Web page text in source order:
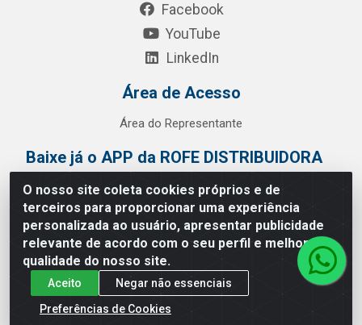
O nosso site coleta cookies próprios e de
terceiros para proporcionar uma experiência
personalizada ao usuário, apresentar publicidade
relevante de acordo com o seu perfil e melhorar a
qualidade do nosso site.
Aceito
Negar não essenciais
Preferências de Cookies
Facebook
YouTube
LinkedIn
Área de Acesso
Área do Representante
Baixe já o APP da ROFE DISTRIBUIDORA